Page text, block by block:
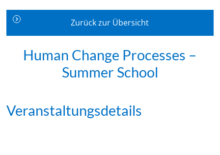
Zurück zur Übersicht
Human Change Processes –
Summer School
Veranstaltungsdetails